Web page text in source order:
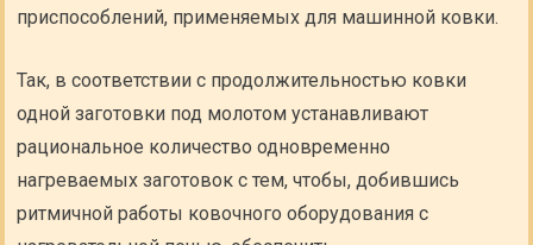
приспособлений, применяемых для машинной ковки.
Так, в соответствии с продолжительностью ковки
одной заготовки под молотом устанавливают
рациональное количество одновременно
нагреваемых заготовок с тем, чтобы, добившись
ритмичной работы ковочного оборудования с